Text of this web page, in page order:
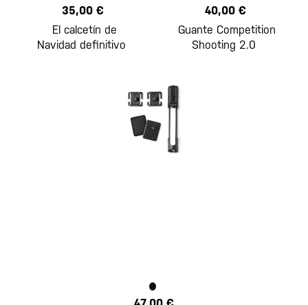
35,00 €
El calcetín de
Navidad definitivo
40,00 €
Guante Competition
Shooting 2.0